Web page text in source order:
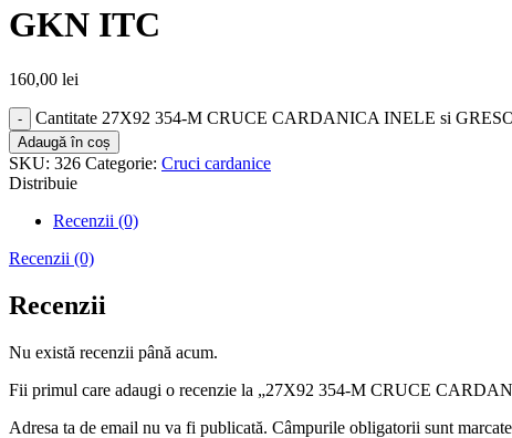
GKN ITC
160,00 lei
Cantitate 27X92 354-M CRUCE CARDANICA INELE si
Adaugă în coș
SKU: 326 Categorie: Cruci cardanice
Distribuie
Recenzii (0)
Recenzii (0)
Recenzii
Nu există recenzii până acum.
Fii primul care adaugi o recenzie la „27X92 354-M CRUCE
Adresa ta de email nu va fi publicată. Câmpurile obligatorii sunt